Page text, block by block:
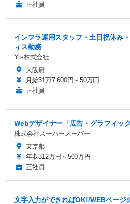
正社員
インフラ運用スタッフ・土日祝休み
ィス勤務
Yts株式会社
大阪府
月給31万7,600円～50万円
正社員
Webデザイナー「広告・グラフィッ
株式会社スーパースーパー
東京都
年収312万円～500万円
正社員
文字入力ができればOK!/WEBページ